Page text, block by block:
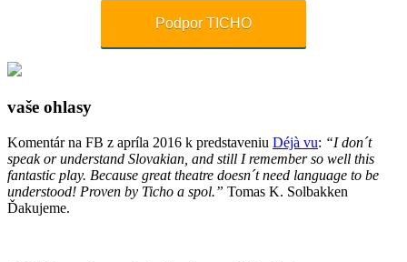
Podpor TICHO
vaše ohlasy
Komentár na FB z apríla 2016 k predstaveniu Déjà vu: “I don´t
speak or understand Slovakian, and still I remember so well this
fantastic play. Because great theatre doesn´t need language to be
understood! Proven by Ticho a spol.” Tomas K. Solbakken
Ďakujeme.